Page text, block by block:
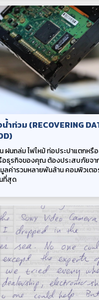
ท่วม (RECOVERING
ฝนถล่ม ไฟไหม้ ท่อประปาแตกหรื
อธุรกิจของคุณ ต้องประสบภัยจา
ลค่ารวมหลายพันล้าน คอมพิวเตอ
ที่สุด